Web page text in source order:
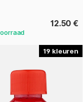
12.50 €
19